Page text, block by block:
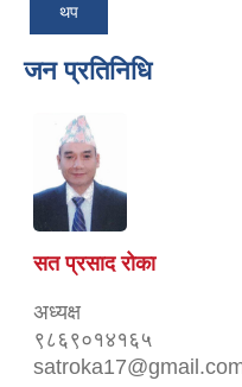
थप
जन प्रतिनिधि
सत प्रसाद रोका
अध्यक्ष
९८६९०१४१६५